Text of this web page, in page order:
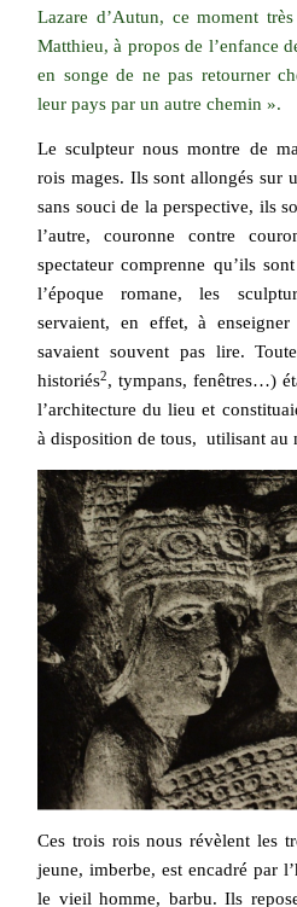
Lazare d’Autun, ce moment
Matthieu, à propos de l’enfance
en songe de ne pas retourner
leur pays par un autre chemin ».
Le sculpteur nous montre de
rois mages. Ils sont allongés sur
sans souci de la perspective, ils
l’autre, couronne contre
spectateur comprenne qu’ils
l’époque romane, les
servaient, en effet, à
savaient souvent pas lire.
historiés2, tympans, fenêtres…)
l’architecture du lieu et
à disposition de tous, utilisant au
Ces trois rois nous révèlent les
jeune, imberbe, est encadré par
le vieil homme, barbu. Ils